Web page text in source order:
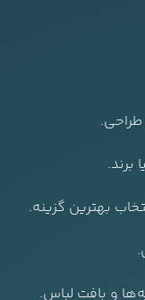
طراحی.
بهترین گزینه.
و بافت لباس.